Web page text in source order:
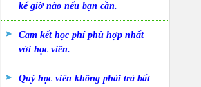
kể giờ nào nếu bạn cần.
Cam kết học phí phù hợp nhất
với học viên.
Quý học viên không phải trả bất